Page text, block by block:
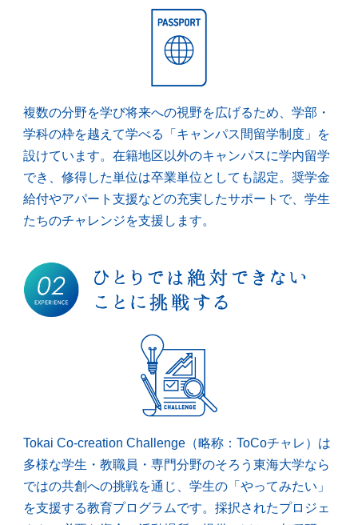
複数の分野を学び将来への視野を広げるため、学部・
学科の枠を越えて学べる「キャンパス間留学制度」を
設けています。在籍地区以外のキャンパスに学内留学
でき、修得した単位は卒業単位としても認定。奨学金
給付やアパート支援などの充実したサポートで、学生
たちのチャレンジを支援します。
Tokai Co-creation Challenge（略称：ToCoチャレ）は
多様な学生・教職員・専門分野のそろう東海大学なら
ではの共創への挑戦を通じ、学生の「やってみたい」
を支援する教育プログラムです。採択されたプロジェ